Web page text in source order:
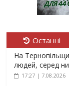
Останні
На
людей, серед
17:27 | 7.08.2026